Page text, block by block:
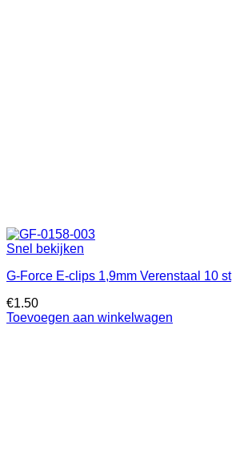
Snel bekijken
G-Force E-clips 1,9mm Verenstaal 10 st
€1.50
Toevoegen aan winkelwagen